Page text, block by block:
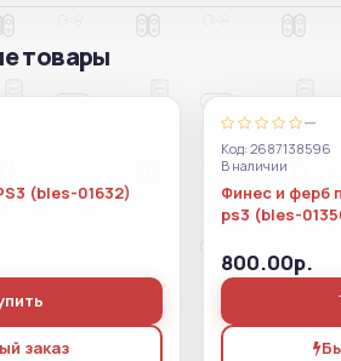
товары
(bles-01632)
заказ
—
Код: 2687138596
В наличии
Финес и ферб
ps3 (bles-
800.00р.